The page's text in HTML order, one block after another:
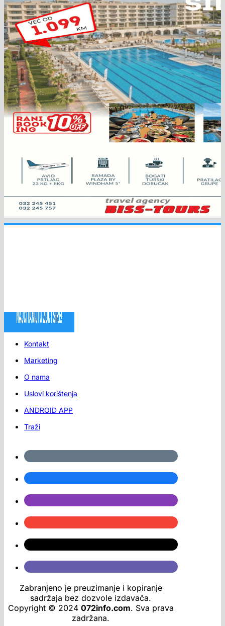
Kontakt
Marketing
O nama
Uslovi korištenja
ANDROID APP
Traži
Zabranjeno je preuzimanje i kopiranje
sadržaja bez dozvole izdavača.
Copyright © 2024 072info.com. Sva prava
zadržana.